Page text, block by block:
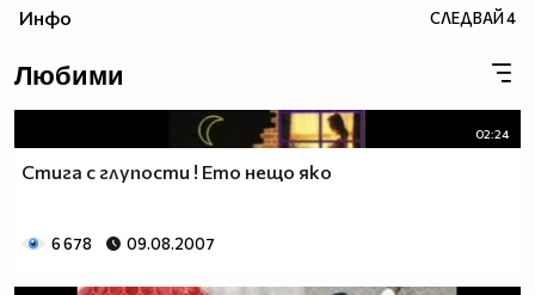
Инфо СЛЕДВАЙ4
Любими
02:24
Стига с глупости ! Ето нещо яко
6 678 09.08.2007